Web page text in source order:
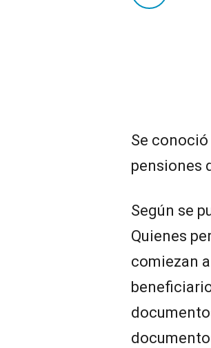
Se
pensiones
Según se
Quienes
comiezan